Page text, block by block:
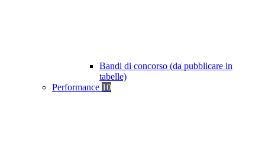
Bandi di concorso (da pubblicare in
tabelle)
Performance 10